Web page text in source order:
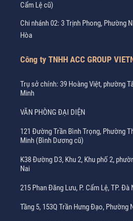
Cẩm Lệ cũ)
Chi nhánh 02: 3 Trịnh Phong, Phường
Hòa
Công ty TNHH ACC GROUP
Trụ sở chính: 39 Hoàng Việt, phường
Minh
VĂN PHÒNG ĐẠI DIỆN
121 Đường Trần Bình Trọng, Phường
Minh (Bình Dương cũ)
K38 Đường D3, Khu 2, Khu phố 2,
Nai
215 Phan Đăng Lưu, P. Cẩm Lệ, TP. Đà
Tầng 5, 153Q Trần Hưng Đạo, Phường